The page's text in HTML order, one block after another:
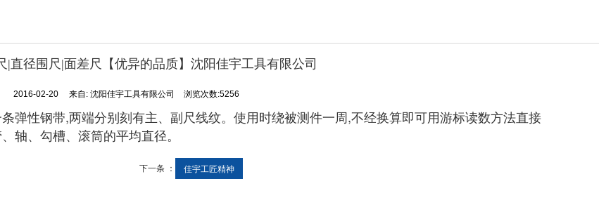
|直径围尺|面差尺【优异的品质】沈阳佳宇工具有限公司
2016-02-20 来自: 沈阳佳宇工具有限公司 浏览次数:5256
弹性钢带,两端分别刻有主、副尺线纹。使用时绕被测件一周,不经换算即可用游标读数方法直接
轴、勾槽、滚筒的平均直径。
下一条 ： 佳宇工匠精神